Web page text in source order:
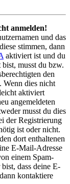
anmelden!
und das
stimmen, dann
aktiviert ist und du
bist, musst du bzw.
den
Wenn dies nicht
aktiviert
angemeldeten
musst du dies
der Registrierung
ist oder nicht.
dort enthaltenen
E-Mail-Adresse
einem Spam-
dass deine E-
kontaktiere